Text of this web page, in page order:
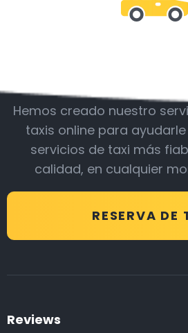
Hemos creado nuestro
taxis online para
servicios de taxi más
calidad, en cualquier
RESERVA DE
Reviews